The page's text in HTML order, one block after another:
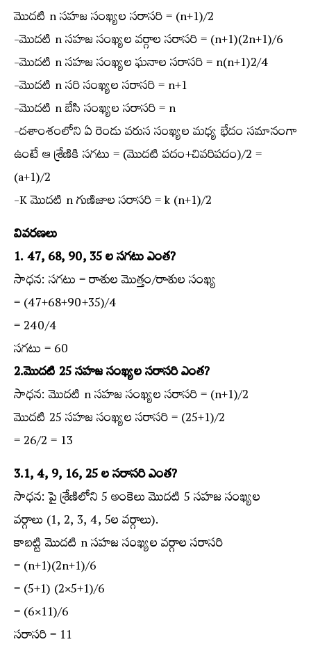
మొదటి n సహజ సంఖ్యల సరాసరి = (n+1)/2
-మొదటి n సహజ సంఖ్యల వర్గాల సరాసరి = (n+1)(2n+1)/6
-మొదటి n సహజ సంఖ్యల ఘనాల సరాసరి = n(n+1)2/4
-మొదటి n సరి సంఖ్యల సరాసరి = n+1
-మొదటి n బేసి సంఖ్యల సరాసరి = n
-దశాంశంలోని ఏ రెండు వరుస సంఖ్యల మధ్య భేదం సమానంగా
ఉంటే ఆ శ్రేణికి సగటు = (మొదటి పదం+చివరిపదం)/2 =
(a+1)/2
-K మొదటి n గుణిజాల సరాసరి = k (n+1)/2
వివరణలు
1. 47, 68, 90, 35 ల సగటు ఎంత?
సాధన: సగటు = రాశుల మొత్తం/రాశుల సంఖ్య
= (47+68+90+35)/4
= 240/4
సగటు = 60
2.మొదటి 25 సహజ సంఖ్యల సరాసరి ఎంత?
సాధన: మొదటి n సహజ సంఖ్యల సరాసరి = (n+1)/2
మొదటి 25 సహజ సంఖ్యల సరాసరి = (25+1)/2
= 26/2 = 13
3.1, 4, 9, 16, 25 ల సరాసరి ఎంత?
సాధన: పై శ్రేణిలోని 5 అంకెలు మొదటి 5 సహజ సంఖ్యల
వర్గాలు (1, 2, 3, 4, 5ల వర్గాలు).
కాబట్టి మొదటి n సహజ సంఖ్యల వర్గాల సరాసరి
= (n+1)(2n+1)/6
= (5+1) (2×5+1)/6
= (6×11)/6
సరాసరి = 11